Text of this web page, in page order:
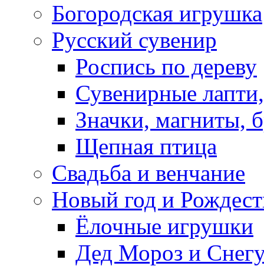
Богородская игрушка
Русский сувенир
Роспись по дереву
Сувенирные
Значки, магниты,
Щепная птица
Свадьба и венчание
Новый год и
Ёлочные игрушки
Дед Мороз и